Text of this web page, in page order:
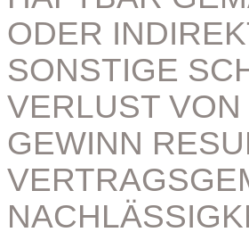
ODER
SONSTIGE
VERLUST
GEWINN